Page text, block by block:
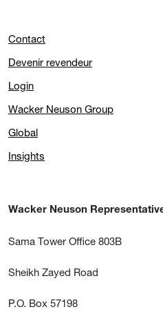
Contact
Devenir revendeur
Login
Wacker Neuson Group
Global
Insights
Wacker Neuson
Sama Tower Office 803B
Sheikh Zayed Road
P.O. Box 57198